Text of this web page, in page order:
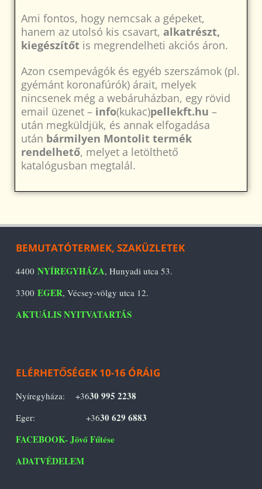
Ami fontos, hogy nemcsak a gépeket,
hanem az utolsó kis csavart, alkatrészt,
kiegészítőt is megrendelheti akciós áron.
Azon csempevágók és egyéb szerszámok (pl.
gyémánt koronafúrók) árait, melyek
nincsenek még a webáruházban, egy rövid
email üzenet – info(kukac)pellekft.hu –
után megküldjük, és annak elfogadása
után bármilyen Montolit termék
rendelhető, melyet a letölthető
katalógusban megtalál.
BEMUTATÓTERMEK, SZAKÜZLETEK
4400 NYÍREGYHÁZA, Hunyadi utca 53.
3300 EGER, Vécsey-völgy utca 12.
AKTUÁLIS NYITVATARTÁS
ELÉRHETŐSÉGEK 10-16 ÓRÁIG
Nyíregyháza: +3630 995 2238
Eger: +3630 629 6883
FACEBOOK- Jövő Fűtése
ADATVÉDELEM